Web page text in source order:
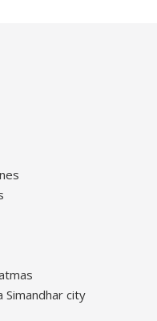
Simandhar city